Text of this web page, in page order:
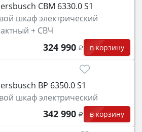
CBM 6330.0 S1
шкаф электрический
+ СВЧ
324 990 в корзину
BP 6350.0 S1
шкаф электрический
342 990 в корзину